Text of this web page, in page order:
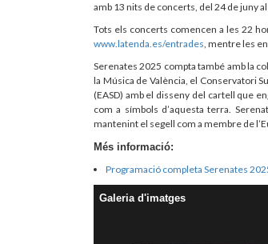
amb 13 nits de concerts, del 24 de juny
Tots els concerts comencen a les 22
www.latenda.es/entrades, mentre les
Serenates 2025 compta també amb la
la Música de València, el Conservatori
(EASD) amb el disseny del cartell que
com a símbols d’aquesta terra.
mantenint el segell com a membre de
Més informació:
Programació completa Serenates
Galeria d'imatges